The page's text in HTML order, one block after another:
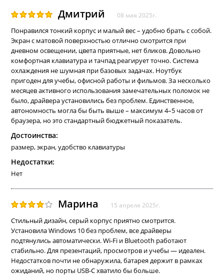
Дмитрий 08 мая 2025г.
Понравился тонкий корпус и малый вес – удобно брать с собой.
Экран с матовой поверхностью отлично смотрится при
дневном освещении, цвета приятные, нет бликов. Довольно
комфортная клавиатура и тачпад реагирует точно. Система
охлаждения не шумная при базовых задачах. Ноутбук
пригоден для учебы, офисной работы и фильмов. За несколько
месяцев активного использования замечательных поломок не
было, драйвера установились без проблем. Единственное,
автономность могла бы быть выше – максимум 4–5 часов от
браузера, но это стандартный бюджетный показатель.
Достоинства:
размер, экран, удобство клавиатуры
Недостатки:
Нет
Марина 15 апреля 2025г.
Стильный дизайн, серый корпус приятно смотрится.
Установила Windows 10 без проблем, все драйверы
подтянулись автоматически. Wi-Fi и Bluetooth работают
стабильно. Для презентаций, просмотров и учебы — идеален.
Недостатков почти не обнаружила, батарея держит в рамках
ожиданий, но порты USB-C хватило бы больше.